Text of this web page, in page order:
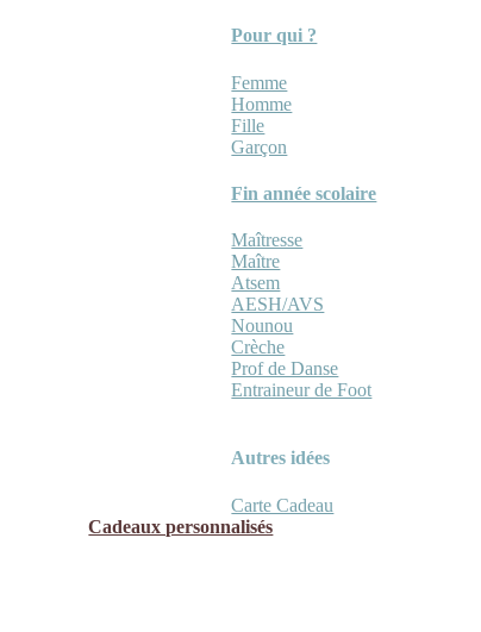
Pour qui ?
Femme
Homme
Fille
Garçon
Fin année scolaire
Maîtresse
Maître
Atsem
AESH/AVS
Nounou
Crèche
Prof de Danse
Entraineur de Foot
Autres idées
Carte Cadeau
Cadeaux personnalisés